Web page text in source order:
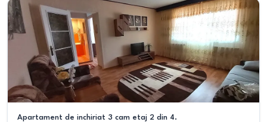
Apartament de inchiriat 3 cam etaj 2 din 4.